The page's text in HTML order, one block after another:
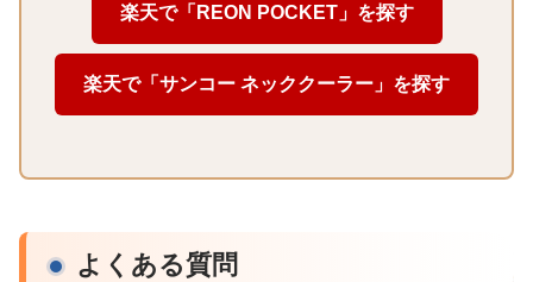
楽天で「REON POCKET」を探す
楽天で「サンコー ネッククーラー」を探す
よくある質問